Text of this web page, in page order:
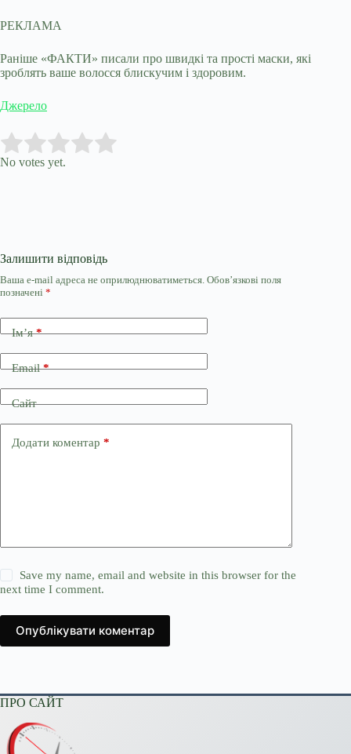
РЕКЛАМА
Раніше «ФАКТИ» писали про швидкі та прості маски, які
зроблять ваше волосся блискучим і здоровим.
Джерело
Rate this item:
No votes yet.
Залишити відповідь
Ваша e-mail адреса не оприлюднюватиметься. Обов’язкові поля
позначені *
Ім’я*
Email*
Сайт
Додати коментар *
Save my name, email and website in this browser for the
next time I comment.
Опублікувати коментар
ПРО САЙТ